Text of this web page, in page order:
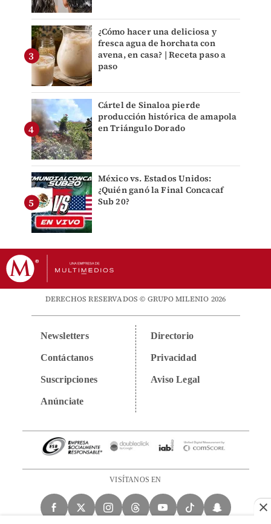
¿Cómo hacer una deliciosa y
fresca agua de horchata con
avena, en casa? | Receta paso a
paso
Cártel de Sinaloa pierde
producción histórica de amapola
en Triángulo Dorado
México vs. Estados Unidos:
¿Quién ganó la Final Concacaf
Sub 20?
DERECHOS RESERVADOS © GRUPO MILENIO 2026
Newsletters
Contáctanos
Suscripciones
Anúnciate
Directorio
Privacidad
Aviso Legal
VISÍTANOS EN